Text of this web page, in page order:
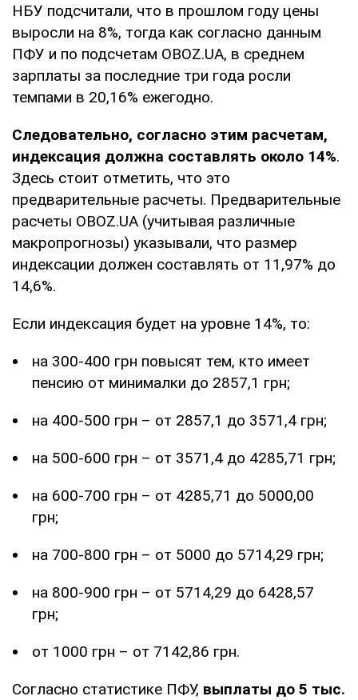
НБУ подсчитали, что в прошлом году цены
выросли на 8%, тогда как согласно данным
ПФУ и по подсчетам OBOZ.UA, в среднем
зарплаты за последние три года росли
темпами в 20,16% ежегодно.
Следовательно, согласно этим расчетам,
индексация должна составлять около 14%.
Здесь стоит отметить, что это
предварительные расчеты. Предварительные
расчеты OBOZ.UA (учитывая различные
макропрогнозы) указывали, что размер
индексации должен составлять от 11,97% до
14,6%.
Если индексация будет на уровне 14%, то:
на 300-400 грн повысят тем, кто имеет
пенсию от минималки до 2857,1 грн;
на 400-500 грн – от 2857,1 до 3571,4 грн;
на 500-600 грн – от 3571,4 до 4285,71 грн;
на 600-700 грн – от 4285,71 до 5000,00
грн;
на 700-800 грн – от 5000 до 5714,29 грн;
на 800-900 грн – от 5714,29 до 6428,57
грн;
от 1000 грн – от 7142,86 грн.
Согласно статистике ПФУ, выплаты до 5 тыс.